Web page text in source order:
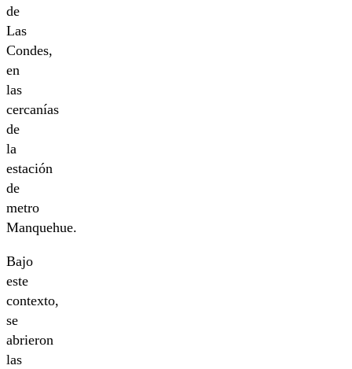
de
Las
Condes,
en
las
cercanías
de
la
estación
de
metro
Manquehue.
Bajo
este
contexto,
se
abrieron
las